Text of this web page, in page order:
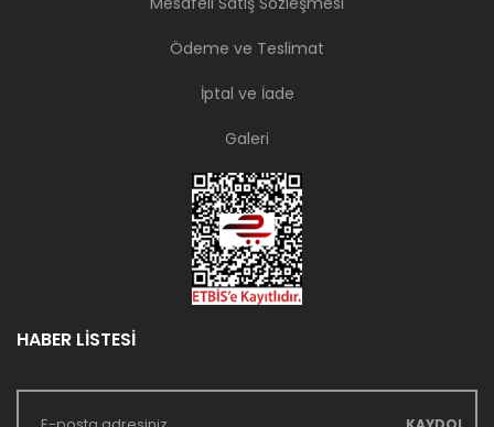
Ödeme ve Teslimat
İptal ve İade
Galeri
HABER LİSTESİ